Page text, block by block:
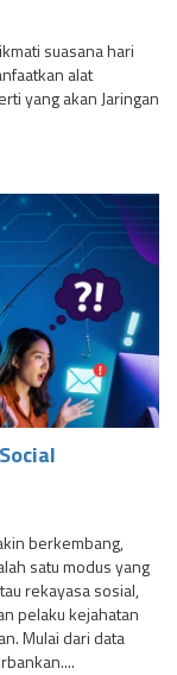
suasana hari
alat
yang akan Jaringan
berkembang,
satu modus yang
rekayasa sosial,
pelaku kejahatan
Mulai dari data